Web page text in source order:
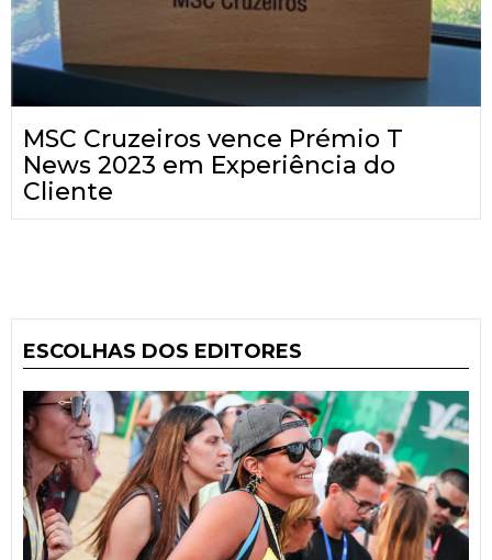
MSC Cruzeiros vence Prémio T
News 2023 em Experiência do
Cliente
ESCOLHAS DOS EDITORES